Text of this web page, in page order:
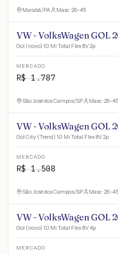
Marabá/PA Masc · 26-45
VW - VolksWagen GOL
Gol (novo) 1.0 Mi Total Flex 8V 2p
MERCADO
R$1.787
São José dos Campos/SP Masc · 26-45
VW - VolksWagen GOL
Gol City (Trend) 1.0 Mi Total Flex 8V 2p
MERCADO
R$1.508
São José dos Campos/SP Masc · 26-45
VW - VolksWagen GOL
Gol (novo) 1.0 Mi Total Flex 8V 4p
MERCADO